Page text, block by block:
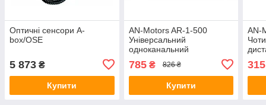
Оптичні сенсори A-
box/OSE
5 873 ₴
Купити
AN-Motors AR-1-500
Універсальний
одноканальний
785₴ 826 ₴
Купити
AN-
315